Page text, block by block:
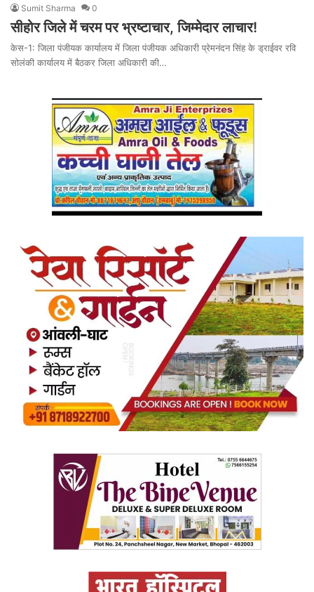
Sumit Sharma 0
सीहोर जिले में चरम पर भ्रष्टाचार, जिम्मेदार लाचार!
केस-1: जिला पंजीयक कार्यालय में जिला पंजीयक अधिकारी प्रेमनंदन सिंह के ड्राईवर रवि
सोलंकी कार्यालय में बैठकर जिला अधिकारी की…